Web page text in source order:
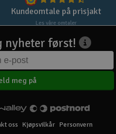
Kundeomtale på prisjakt
Les våre omtaler
nyheter først!
meg på
oss Kjøpsvilkår Personvern